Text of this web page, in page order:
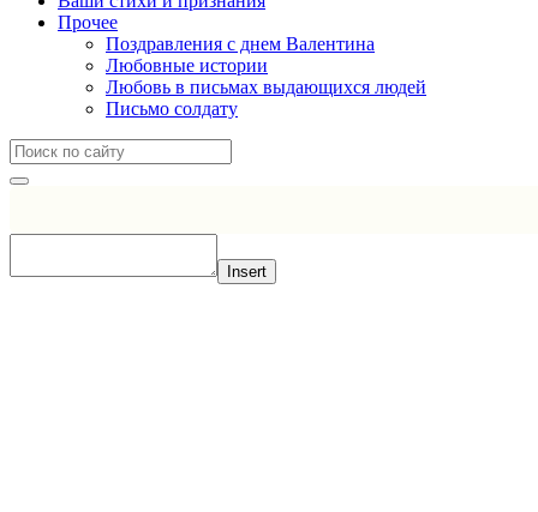
Прочее
Поздравления с днем Валентина
Любовные истории
Любовь в письмах выдающихся людей
Письмо солдату
Insert